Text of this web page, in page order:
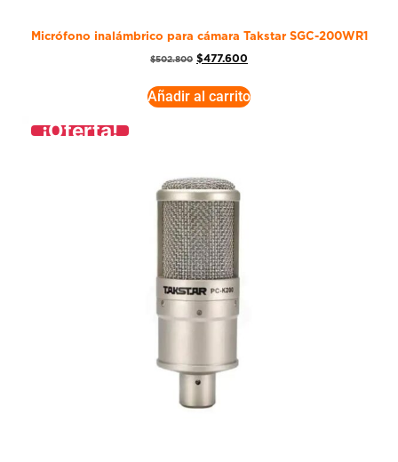
Micrófono inalámbrico para cámara Takstar SGC-200WR1
$502.800 $477.600
Añadir al carrito
¡Oferta!